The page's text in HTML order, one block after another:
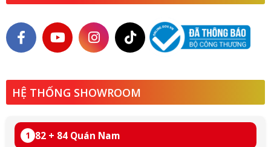
HỆ THỐNG SHOWROOM
1 82 + 84 Quán Nam